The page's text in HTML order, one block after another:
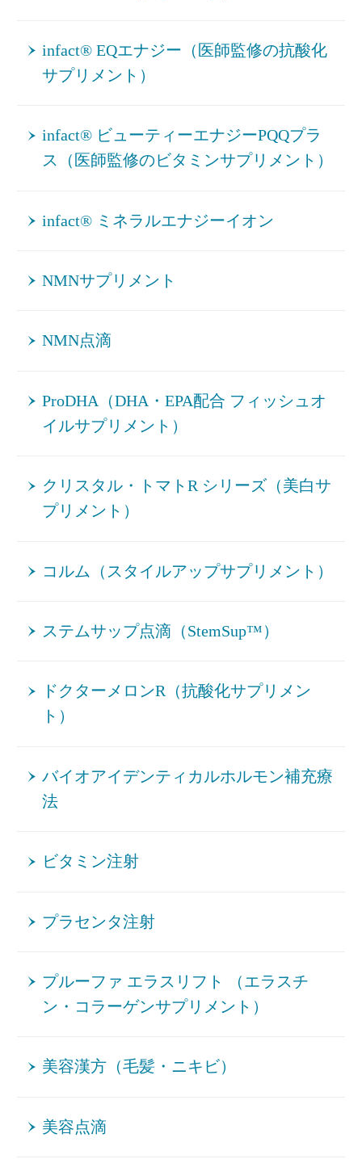
infact® EQエナジー（医師監修の抗酸化
サプリメント）
infact® ビューティーエナジーPQQプラ
ス（医師監修のビタミンサプリメント）
infact® ミネラルエナジーイオン
NMNサプリメント
NMN点滴
ProDHA（DHA・EPA配合 フィッシュオ
イルサプリメント）
クリスタル・トマトR シリーズ（美白サ
プリメント）
コルム（スタイルアップサプリメント）
ステムサップ点滴（StemSup™）
ドクターメロンR（抗酸化サプリメン
ト）
バイオアイデンティカルホルモン補充療
法
ビタミン注射
プラセンタ注射
プルーファ エラスリフト （エラスチ
ン・コラーゲンサプリメント）
美容漢方（毛髪・ニキビ）
美容点滴